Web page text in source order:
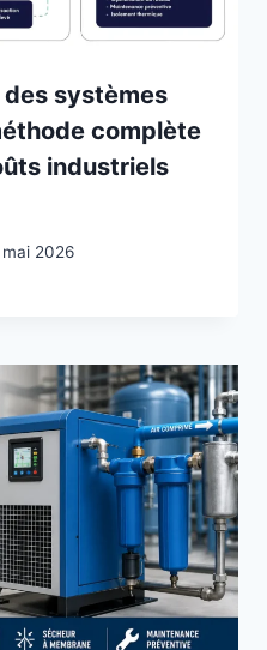
systèmes
complète
industriels
2026